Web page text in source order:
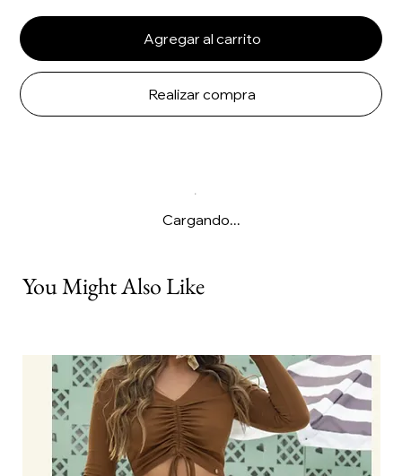
Agregar al carrito
Realizar compra
Cargando...
You Might Also Like